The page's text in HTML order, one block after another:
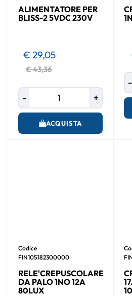
ALIMENTATORE PER
BLISS-2 5VDC 230V
€ 43,36
€ 29,05
ACQUISTA
Codice
FIN105182300000
RELE'CREPUSCOLARE
DA PALO 1NO 12A
80LUX